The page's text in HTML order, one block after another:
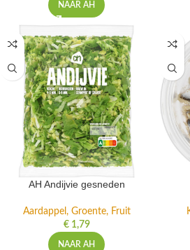
NAAR AH
AH Andijvie gesneden
Aardappel, Groente, Fruit
€1,79
NAAR AH